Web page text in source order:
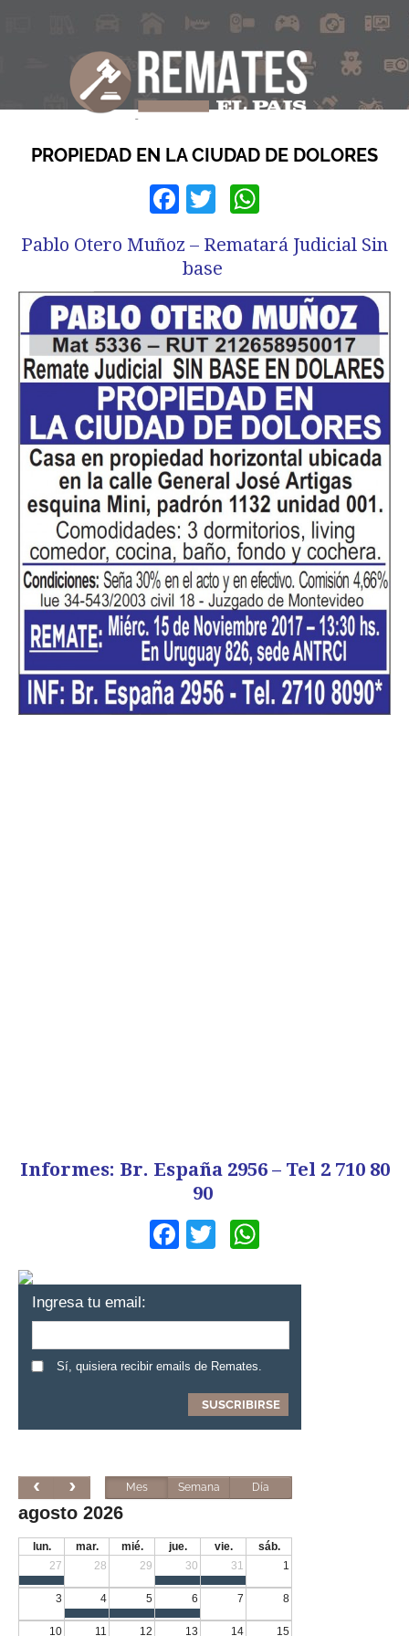
PROPIEDAD EN LA CIUDAD DE DOLORES
Facebook
Twitter
Pablo Otero Muñoz – Rematará Judicial Sin
base
Informes: Br. España 2956 – Tel 2 710 80
90
Facebook
Twitter
Ingresa tu email:
Sí, quisiera recibir emails de Remates.
Mes Semana Día
agosto 2026
lun. mar. mié. jue. vie.
sáb.
27
28 29 30 31 1
3 4 5 6 7 8
10 11 12 13 14 15